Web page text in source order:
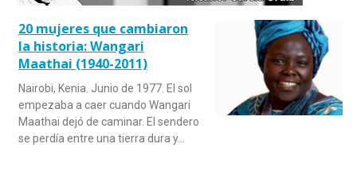
20 mujeres que cambiaron
la historia: Wangari
Maathai (1940-2011)
Nairobi, Kenia. Junio de 1977. El sol
empezaba a caer cuando Wangari
Maathai dejó de caminar. El sendero
se perdía entre una tierra dura y…